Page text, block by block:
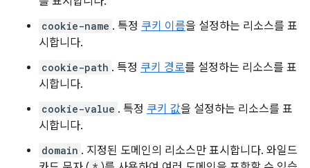
cookie-name . 특정 쿠키 이름을 설정하는 리소스를 표
시합니다.
cookie-path . 특정 쿠키 경로를 설정하는 리소스를 표
시합니다.
cookie-value . 특정 쿠키 값을 설정하는 리소스를 표
시합니다.
domain . 지정된 도메인의 리소스만 표시합니다. 와일드